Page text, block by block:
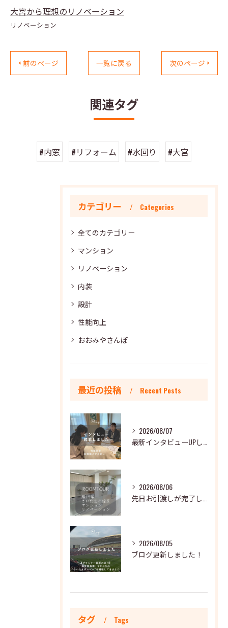
大宮から理想のリノベーション
リノベーション
< 前のページ 一覧に戻る 次のページ >
関連タグ
#内窓 #リフォーム #水回り #大宮
カテゴリー Categories
全てのカテゴリー
マンション
リノベーション
内装
設計
性能向上
おおみやさんぽ
最近の投稿 Recent Posts
2026/08/07
2026/08/06
2026/08/05
ブログ更新しました！
タグ Tags